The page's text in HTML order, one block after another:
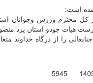
است:
کل محترم ورزش وجوانان
هیات جودو استان یزد
را از درگاه خداوند
5945